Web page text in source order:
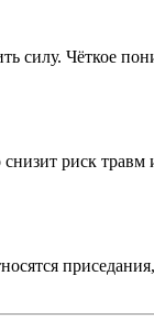
силу. Чёткое
риск